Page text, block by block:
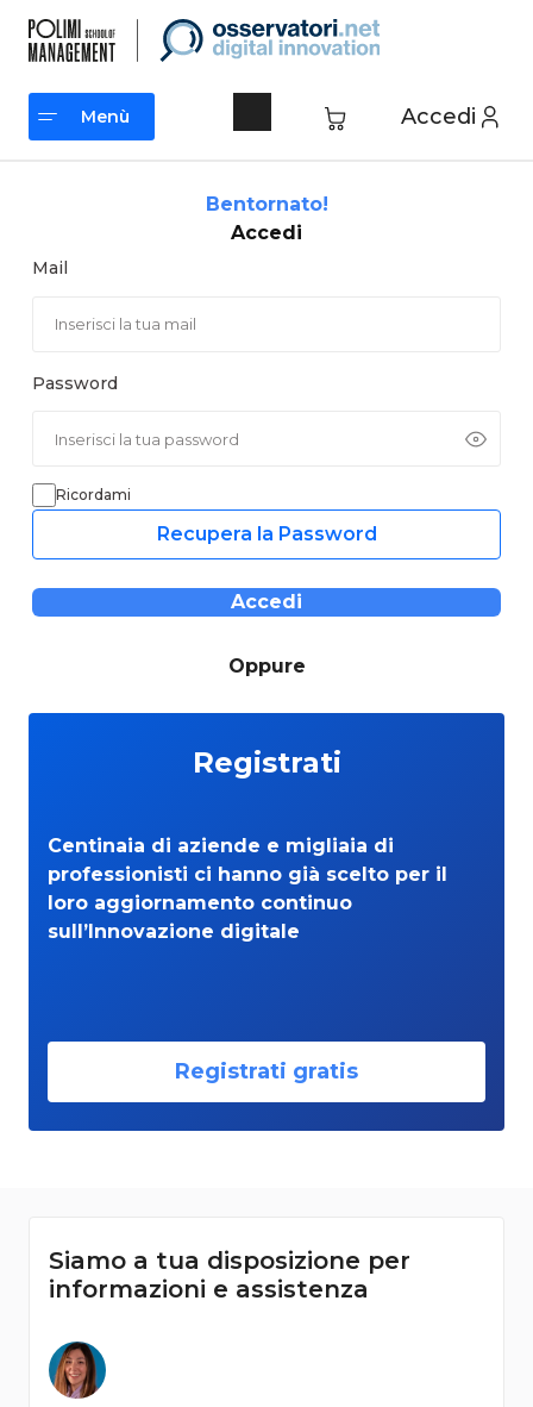
contenuto
Accedi
Menù
Bentornato!
Accedi
Mail
Password
Ricordami
Recupera la Password
Accedi
Oppure
Registrati
Centinaia di aziende e migliaia di
professionisti ci hanno già scelto per il
loro aggiornamento continuo
sull’Innovazione digitale
Registrati gratis
Siamo a tua disposizione per
informazioni e assistenza